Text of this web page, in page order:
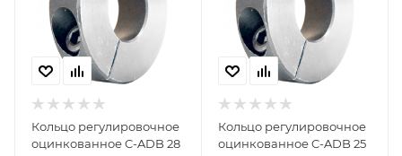
Кольцо регулировочное
оцинкованное C-ADB 28
Кольцо регулировочное
оцинкованное C-ADB 25